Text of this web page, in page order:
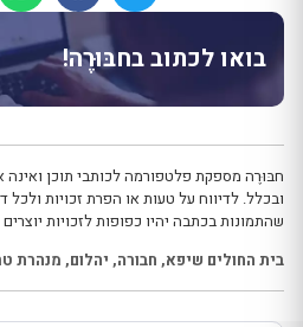
בואו לכתוב בחבּוּרֶה!
חבּוּרֶה מספקת פלטפורמה לכותבי תוכן ואינה
ובכלל. לדיווח על טעות או הפרת זכויות ולכל
שהתמונות בכתבה יהיו כפופות לזכויות יוצרים
בית החולים שיפא, חבורה, יהלום, מנהרת